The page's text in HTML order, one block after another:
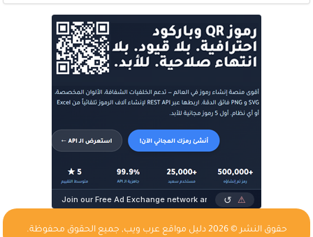
حقوق النشر © 2026 دليل مواقع عرب ويب, جميع الحقوق محفوظة.